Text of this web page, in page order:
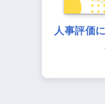
人事評価